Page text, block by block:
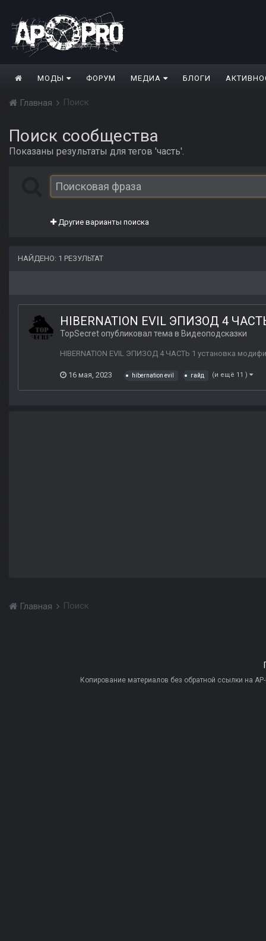
МОДЫ ФОРУМ МЕДИА БЛОГИ
Главная Поиск
Поиск сообщества
Показаны результаты для тегов 'часть'.
Другие варианты поиска
НАЙДЕНО: 1 РЕЗУЛЬТАТ
HIBERNATION EVIL ЭПИЗОД 4
TopSecret опубликовал тема в Видеоподсказки
HIBERNATION EVIL ЭПИЗОД 4 ЧАСТЬ 1 установка
16 мая, 2023 hibernation evil гайд (и ещё 11 )
Главная Поиск
Копирование материалов без обратной ссылки на